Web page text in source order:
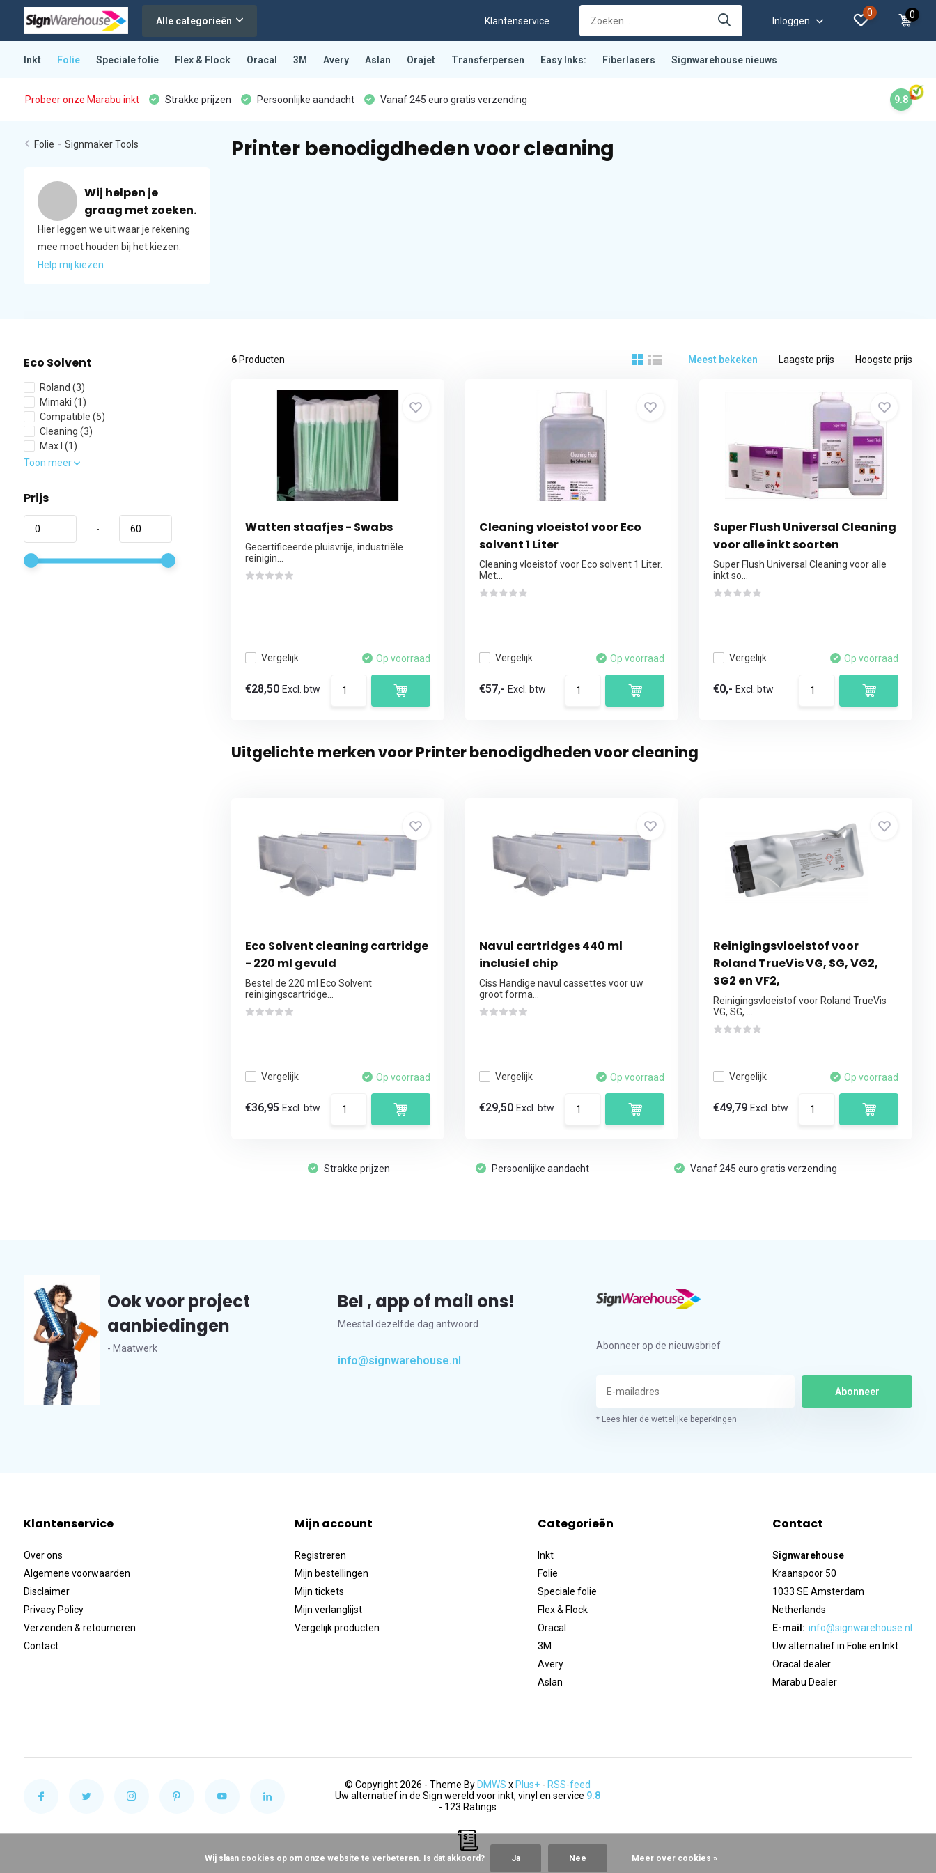
Alle categorieën Klantenservice Inloggen
0 0
Inkt Folie Speciale folie Flex & Flock Oracal 3M Avery Aslan Orajet Transferpersen Easy Inks: Fiberlasers Signwarehouse nieuws
Probeer onze Marabu inkt Strakke prijzen Persoonlijke aandacht Vanaf 245 euro gratis verzending 9.8
Folie - Signmaker Tools
Wij helpen je
graag met zoeken.
Hier leggen we uit waar je rekening
mee moet houden bij het kiezen.
Help mij kiezen
Printer benodigdheden voor cleaning
Eco Solvent
Roland (3)
Mimaki (1)
Compatible (5)
Cleaning (3)
Max I (1)
Toon meer
Prijs
-
6Producten Meest bekeken Laagste prijs Hoogste prijs
Watten staafjes - Swabs
Gecertificeerde pluisvrije, industriële
reinigin...
Vergelijk Op voorraad
€28,50 Excl. btw
Cleaning vloeistof voor Eco
solvent 1 Liter
Cleaning vloeistof voor Eco solvent 1 Liter.
Met...
Vergelijk Op voorraad
€57,- Excl. btw
Super Flush Universal Cleaning
voor alle inkt soorten
Super Flush Universal Cleaning voor alle
inkt so...
Vergelijk Op voorraad
€0,-Excl. btw
Uitgelichte merken voor Printer benodigdheden voor cleaning
Eco Solvent cleaning cartridge
- 220 ml gevuld
Bestel de 220 ml Eco Solvent
reinigingscartridge...
Vergelijk Op voorraad
€36,95 Excl. btw
Navul cartridges 440 ml
inclusief chip
Ciss Handige navul cassettes voor uw
groot forma...
Vergelijk Op voorraad
€29,50 Excl. btw
Reinigingsvloeistof voor
Roland TrueVis VG, SG, VG2,
SG2 en VF2,
Reinigingsvloeistof voor Roland TrueVis
VG, SG, ...
Vergelijk Op voorraad
€49,79Excl. btw
Strakke prijzen Persoonlijke aandacht Vanaf 245 euro gratis verzending
Ook voor project
aanbiedingen
- Maatwerk
Bel , app of mail ons!
Meestal dezelfde dag antwoord
info@signwarehouse.nl
Abonneer op de nieuwsbrief
Abonneer
* Lees hier de wettelijke beperkingen
Klantenservice
Over ons
Algemene voorwaarden
Disclaimer
Privacy Policy
Verzenden & retourneren
Contact
Mijn account
Registreren
Mijn bestellingen
Mijn tickets
Mijn verlanglijst
Vergelijk producten
Categorieën
Inkt
Folie
Speciale folie
Flex & Flock
Oracal
3M
Avery
Aslan
Contact
Signwarehouse
Kraanspoor 50
1033 SE Amsterdam
Netherlands
E-mail: info@signwarehouse.nl
Uw alternatief in Folie en Inkt
Oracal dealer
Marabu Dealer
© Copyright 2026 - Theme By DMWS x Plus+ - RSS-feed
Uw alternatief in de Sign wereld voor inkt, vinyl en service 9.8
- 123 Ratings
Wij slaan cookies op om onze website te verbeteren. Is dat akkoord? Ja Nee Meer over cookies »